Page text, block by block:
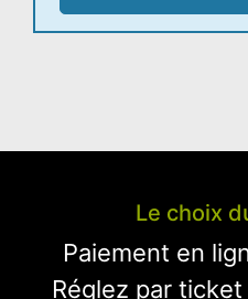
Le choix
Paiement en
Réglez par